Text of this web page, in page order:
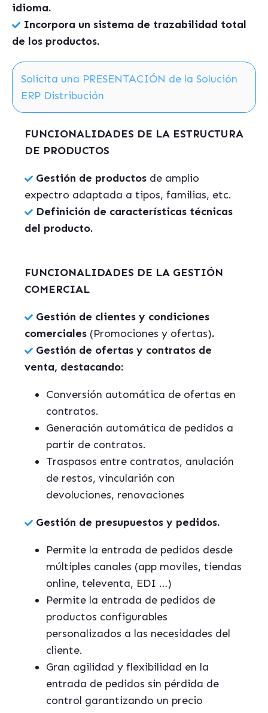
idioma.
Incorpora un sistema de trazabilidad total
de los productos.
Solicita una PRESENTACIÓN de la Solución
ERP Distribución
FUNCIONALIDADES DE LA ESTRUCTURA
DE PRODUCTOS
Gestión de productos de amplio
expectro adaptada a tipos, familias, etc.
Definición de características técnicas
del producto.
FUNCIONALIDADES DE LA GESTIÓN
COMERCIAL
Gestión de clientes y condiciones
comerciales (Promociones y ofertas).
Gestión de ofertas y contratos de
venta, destacando:
Conversión automática de ofertas en
contratos.
Generación automática de pedidos a
partir de contratos.
Traspasos entre contratos, anulación
de restos, vincularión con
devoluciones, renovaciones
Gestión de presupuestos y pedidos.
Permite la entrada de pedidos desde
múltiples canales (app moviles, tiendas
online, televenta, EDI …)
Permite la entrada de pedidos de
productos configurables
personalizados a las necesidades del
cliente.
Gran agilidad y flexibilidad en la
entrada de pedidos sin pérdida de
control garantizando un precio